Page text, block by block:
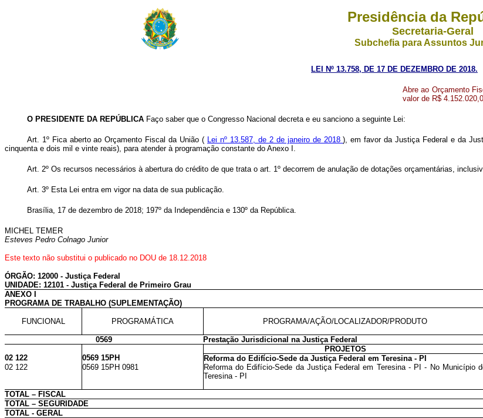
Presidência da
Secretaria-Geral
Subchefia para Assuntos
LEI Nº 13.758, DE 17 DE DEZEMBRO DE 2018.
Abre ao Orçamento
valor de R$
O PRESIDENTE DA REPÚBLICA Faço saber que o Congresso Nacional decreta e eu sanciono a seguinte Lei:
Art. 1º Fica aberto ao Orçamento Fiscal da União ( Lei nº 13.587, de 2 de janeiro de 2018), em favor da Justiça Federal e da
cinquenta e dois mil e vinte reais), para atender à programação constante do Anexo I.
Art. 2º Os recursos necessários à abertura do crédito de que trata o art. 1º decorrem de anulação de dotações orçamentárias,
Art. 3º Esta Lei entra em vigor na data de sua publicação.
Brasília, 17 de dezembro de 2018; 197º da Independência e 130º da República.
MICHEL TEMER
Esteves Pedro Colnago Junior
Este texto não substitui o publicado no DOU de 18.12.2018
ÓRGÃO: 12000 - Justiça Federal
UNIDADE: 12101 - Justiça Federal de Primeiro Grau
ANEXO I
PROGRAMA DE TRABALHO (SUPLEMENTAÇÃO)
FUNCIONAL PROGRAMÁTICA PROGRAMA/AÇÃO/LOCALIZADOR/PRODUTO
0569 Prestação Jurisdicional na Justiça Federal
PROJETOS
02 122
0569 15PH Reforma do Edifício-Sede da Justiça Federal em Teresina - PI
02 122
0569 15PH 0981
Reforma do Edifício-Sede da Justiça Federal em Teresina - PI - No Município
Teresina - PI
TOTAL – FISCAL
TOTAL – SEGURIDADE
TOTAL - GERAL